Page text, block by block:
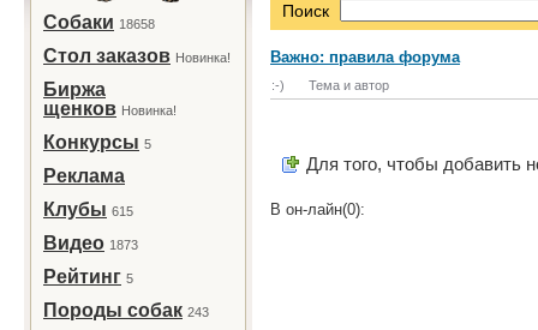
Собаки 18658
Стол заказов Новинка!
Биржа
щенков Новинка!
Конкурсы 5
Реклама
Клубы 615
Видео 1873
Рейтинг 5
Породы собак 243
Поиск
Важно: правила форума
:-) Тема и автор
Для того, чтобы добавить
В он-лайн(0):